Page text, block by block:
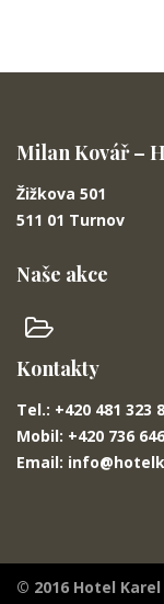
Milan Kovář –
Žižkova 501
511 01 Turnov
Naše akce
Kontakty
Tel.: +420 481 323
Mobil: +420 736
Email:
© 2016 Hotel